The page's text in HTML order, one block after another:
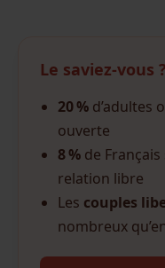
Le saviez-vous ?
20 % d’adultes
ouverte
8 % de
relation libre
Les couples
nombreux